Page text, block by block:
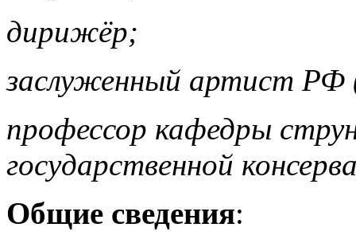
дирижёр;
заслуженный артист РФ
профессор кафедры
государственной
Общие сведения: